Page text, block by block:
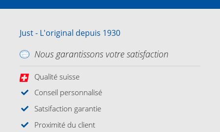
Just - L'original depuis 1930
Nous garantissons votre satisfaction
Qualité suisse
Conseil personnalisé
Satsifaction garantie
Proximité du client